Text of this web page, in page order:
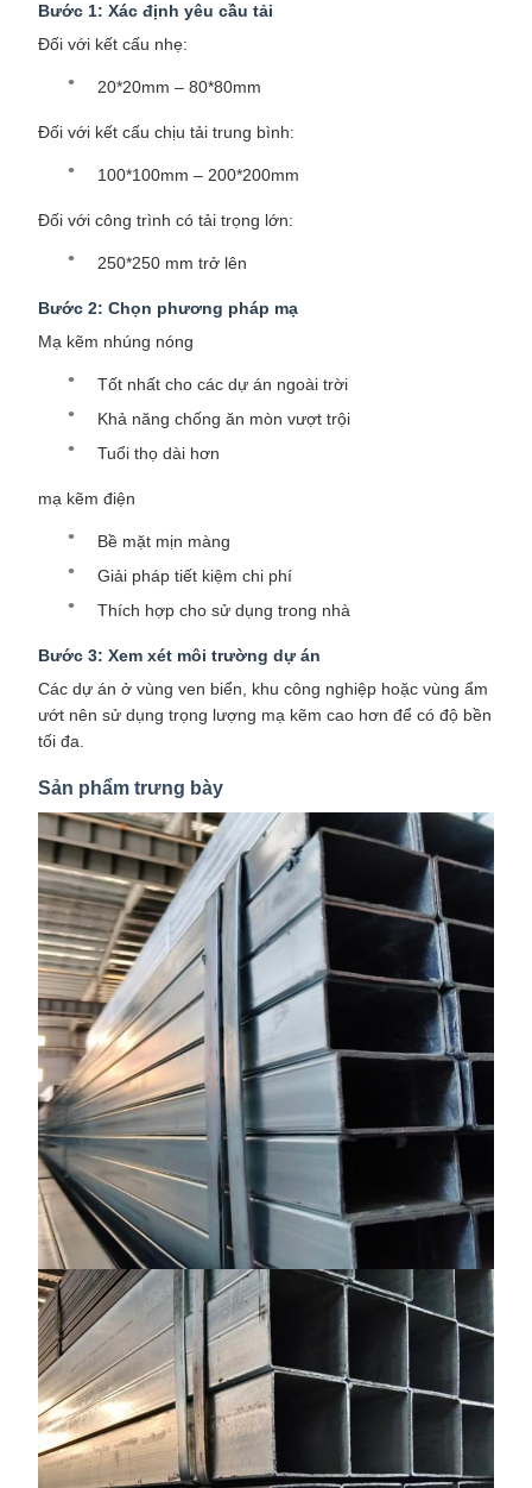
Bước 1: Xác định yêu cầu tải
Đối với kết cấu nhẹ:
20*20mm – 80*80mm
Đối với kết cấu chịu tải trung bình:
100*100mm – 200*200mm
Đối với công trình có tải trọng lớn:
250*250 mm trở lên
Bước 2: Chọn phương pháp mạ
Mạ kẽm nhúng nóng
Tốt nhất cho các dự án ngoài trời
Khả năng chống ăn mòn vượt trội
Tuổi thọ dài hơn
mạ kẽm điện
Bề mặt mịn màng
Giải pháp tiết kiệm chi phí
Thích hợp cho sử dụng trong nhà
Bước 3: Xem xét môi trường dự án
Các dự án ở vùng ven biển, khu công nghiệp hoặc vùng ẩm
ướt nên sử dụng trọng lượng mạ kẽm cao hơn để có độ bền
tối đa.
Sản phẩm trưng bày